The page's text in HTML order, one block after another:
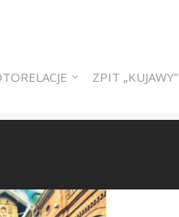
ZPIT „KUJAWY”